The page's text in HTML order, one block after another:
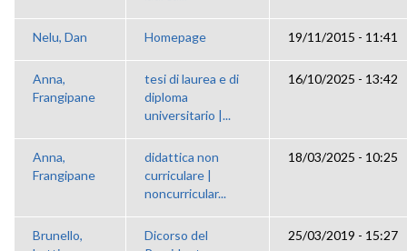
Nelu, Dan Homepage 19/11/2015 - 11:41
Anna,
Frangipane
tesi di laurea e di
diploma
universitario |...
16/10/2025 - 13:42
Anna,
Frangipane
didattica non
curriculare |
noncurricular...
18/03/2025 - 10:25
Brunello,
Dicorso del
25/03/2019 - 15:27